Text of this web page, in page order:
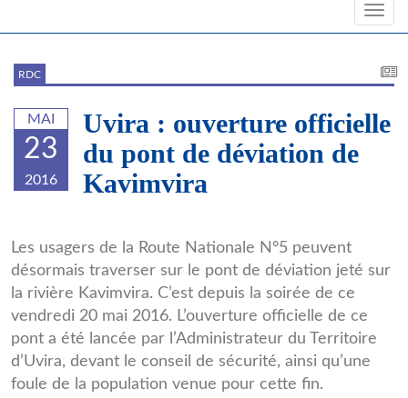
RDC
MAI
23
2016
Uvira : ouverture officielle
du pont de déviation de
Kavimvira
PONT_KAVIMVIRA.jpg
Les usagers de la Route Nationale N°5 peuvent
désormais traverser sur le pont de déviation jeté sur
la rivière Kavimvira. C’est depuis la soirée de ce
vendredi 20 mai 2016. L’ouverture officielle de ce
pont a été lancée par l’Administrateur du Territoire
d’Uvira, devant le conseil de sécurité, ainsi qu’une
foule de la population venue pour cette fin.